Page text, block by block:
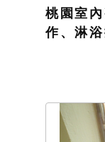
桃園室
作、淋浴